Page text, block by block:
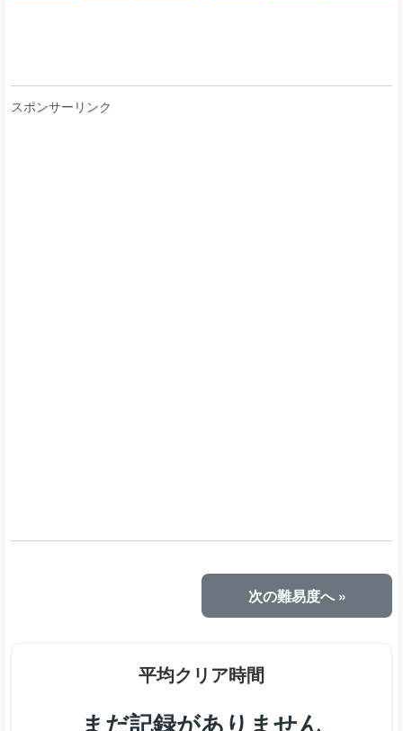
スポンサーリンク
次の難易度へ »
平均クリア時間
まだ記録がありません